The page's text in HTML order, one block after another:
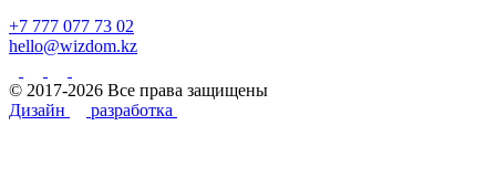
+7 777 077 73 02
hello@wizdom.kz
© 2017-2026 Все права защищены
Дизайн
разработка